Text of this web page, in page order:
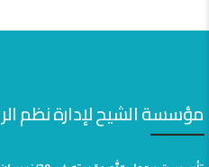
مؤسسة الشيح لإدارة نظم